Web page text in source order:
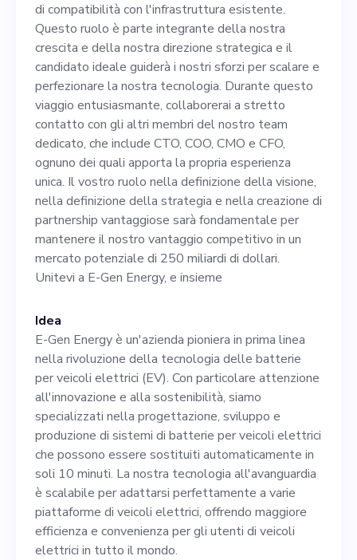
esistente. Questo ruolo è
parte integrante della
nostra crescita e della nostra
direzione strategica e il
candidato ideale guiderà i
nostri sforzi per scalare e
perfezionare la nostra
tecnologia. Durante questo
viaggio entusiasmante,
collaborerai a stretto
contatto con gli altri membri
del nostro team dedicato,
che include CTO, COO, CMO
e CFO, ognuno dei quali
apporta la propria
esperienza unica. Il vostro
ruolo nella definizione della
visione, nella definizione
della strategia e nella
di compatibilità con l'infrastruttura esistente.
Questo ruolo è parte integrante della nostra
crescita e della nostra direzione strategica e il
candidato ideale guiderà i nostri sforzi per scalare e
perfezionare la nostra tecnologia. Durante questo
viaggio entusiasmante, collaborerai a stretto
contatto con gli altri membri del nostro team
dedicato, che include CTO, COO, CMO e CFO,
ognuno dei quali apporta la propria esperienza
unica. Il vostro ruolo nella definizione della visione,
nella definizione della strategia e nella creazione di
partnership vantaggiose sarà fondamentale per
mantenere il nostro vantaggio competitivo in un
mercato potenziale di 250 miliardi di dollari.
Unitevi a E-Gen Energy, e insieme
Idea
E-Gen Energy è un'azienda pioniera in prima linea
nella rivoluzione della tecnologia delle batterie
per veicoli elettrici (EV). Con particolare attenzione
all'innovazione e alla sostenibilità, siamo
specializzati nella progettazione, sviluppo e
produzione di sistemi di batterie per veicoli elettrici
che possono essere sostituiti automaticamente in
soli 10 minuti. La nostra tecnologia all'avanguardia
è scalabile per adattarsi perfettamente a varie
piattaforme di veicoli elettrici, offrendo maggiore
efficienza e convenienza per gli utenti di veicoli
elettrici in tutto il mondo.